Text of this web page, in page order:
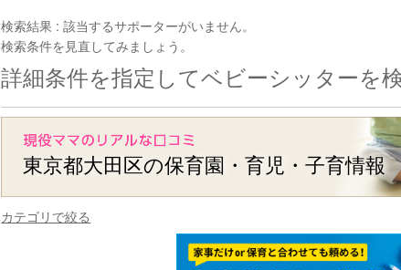
検索結果 :該当するサポーターがいません。
検索条件を見直してみましょう。
詳細条件を指定してベビーシッターを
東京都大田区の保育園・育児・子育情報
カテゴリで絞る